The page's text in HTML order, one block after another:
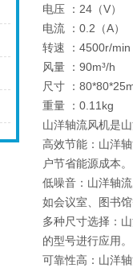
电压 ：24（V）
电流 ：0.2（A）
转速 ：4500r/min
风量 ：90m³/h
尺寸 ：
重量 ：0.11kg
山洋轴流风机是
高效节能：山洋
户节省能源成本。
低噪音：山洋轴
如会议室、图书
多种尺寸选择：
的型号进行应用。
可靠性高：山洋